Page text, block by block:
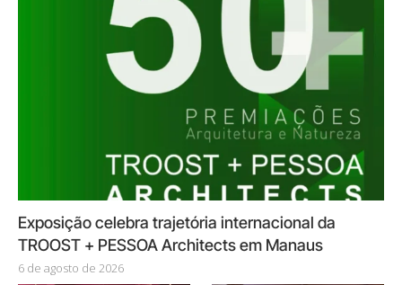
Exposição celebra trajetória internacional da
TROOST + PESSOA Architects em Manaus
6 de agosto de 2026